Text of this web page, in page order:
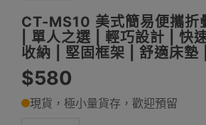
CT-MS10 美式簡易便攜折
| 單人之選 | 輕巧設計 | 快
收納 | 堅固框架 | 舒適床墊
$580
現貨，極小量貨存，歡迎預留